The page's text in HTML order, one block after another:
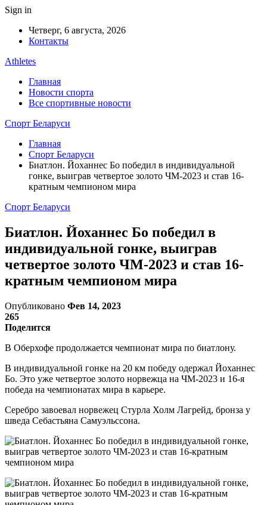
Sign in
Четверг, 6 августа, 2026
Контакты
Athletes
Главная
Новости спорта
Все спортивные новости
Спорт Беларуси
Главная
Спорт Беларуси
Биатлон. Йоханнес Бо победил в индивидуальной
гонке, выиграв четвертое золото ЧМ-2023 и став 16-
кратным чемпионом мира
Спорт Беларуси
Биатлон. Йоханнес Бо победил в
индивидуальной гонке, выиграв
четвертое золото ЧМ-2023 и став 16-
кратным чемпионом мира
Опубликовано Фев 14, 2023
265
Поделится
В Оберхофе продолжается чемпионат мира по биатлону.
В индивидуальной гонке на 20 км победу одержал Йоханнес
Бо. Это уже четвертое золото норвежца на ЧМ-2023 и 16-я
победа на чемпионатах мира в карьере.
Серебро завоевал норвежец Стурла Холм Лагрейд, бронза у
шведа Себастьяна Самуэльссона.